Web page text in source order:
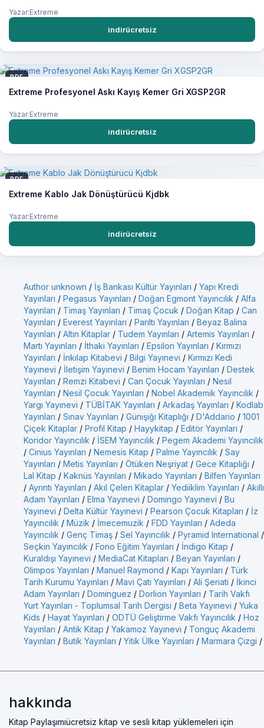
Yazar:Extreme
indirücretsiz
PDF
Extreme Profesyonel Askı Kayış Kemer Gri XGSP2GR
Yazar:Extreme
indirücretsiz
PDF
Extreme Kablo Jak Dönüştürücü Kjdbk
Yazar:Extreme
indirücretsiz
Author unknown / İş Bankası Kültür Yayınları / Yapı Kredi
Yayınları / Pegasus Yayınları / Doğan Egmont Yayıncılık / Alfa
Yayınları / Timaş Yayınları / Timaş Çocuk / Doğan Kitap / Can
Yayınları / Everest Yayınları / Parıltı Yayınları / Beyaz Balina
Yayınları / Altın Kitaplar / Tudem Yayınları / Artemis Yayınları /
Martı Yayınları / İthaki Yayınları / Epsilon Yayınları / Kırmızı
Yayınları / İnkılap Kitabevi / Bilgi Yayınevi / Kırmızı Kedi
Yayınevi / İletişim Yayınevi / Benim Hocam Yayınları / Destek
Yayınları / Remzi Kitabevi / Can Çocuk Yayınları / Nesil
Yayınları / Nesil Çocuk Yayınları / Nobel Akademik Yayıncılık /
Yargı Yayınevi / TÜBİTAK Yayınları / Arkadaş Yayınları / Kodlab
Yayınları / Sınav Yayınları / Günışığı Kitaplığı / D'Addario / 1001
Çiçek Kitaplar / Profil Kitap / Hayykitap / Editör Yayınları /
Koridor Yayıncılık / İSEM Yayıncılık / Pegem Akademi Yayıncılık
/ Cinius Yayınları / Nemesis Kitap / Palme Yayıncılık / Say
Yayınları / Metis Yayınları / Ötüken Neşriyat / Gece Kitaplığı /
Lal Kitap / Kaknüs Yayınları / Mikado Yayınları / Bilfen Yayınları
/ Ayrıntı Yayınları / Akıl Çelen Kitaplar / Yediiklim Yayınları / Akıllı
Adam Yayınları / Elma Yayınevi / Domingo Yayınevi / Bu
Yayınevi / Delta Kültür Yayınevi / Pearson Çocuk Kitapları / İz
Yayıncılık / Müzik / İmecemuzik / FDD Yayınları / Adeda
Yayıncılık / Genç Timaş / Sel Yayıncılık / Pyramid International /
Seçkin Yayıncılık / Fono Eğitim Yayınları / İndigo Kitap /
Kuraldışı Yayınevi / MediaCat Kitapları / Beyan Yayınları /
Olimpos Yayınları / Manuel Raymond / Kapı Yayınları / Türk
Tarih Kurumu Yayınları / Mavi Çatı Yayınları / Ali Şeriati / İkinci
Adam Yayınları / Dominguez / Dorlion Yayınları / Tarih Vakfı
Yurt Yayınları - Toplumsal Tarih Dergisi / Beta Yayınevi / Yuka
Kids / Hayat Yayınları / ODTÜ Geliştirme Vakfı Yayıncılık / Hoz
Yayınları / Antik Kitap / Yakamoz Yayınevi / Tonguç Akademi
Yayınları / Butik Yayınları / Yitik Ülke Yayınları / Marmara Çizgi /
hakkında
Kitap Paylaşımıücretsiz kitap ve sesli kitap yüklemeleri için